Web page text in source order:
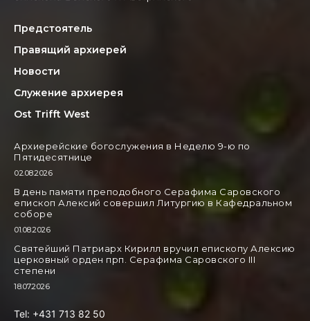
Предстоятель
Правящий архиерей
Новости
Служение архиерея
Ost Trifft West
Архиерейские богослужения в Неделю 9-ю по
Пятидесятнице
02.08.2026
В день памяти преподобного Серафима Саровского
епископ Алексий совершил Литургию в Кафедральном
соборе
01.08.2026
Святейший Патриарх Кирилл вручил епископу Алексию
церковный орден прп. Серафима Саровского III
степени
18.07.2026
Tel: +431 713 82 50